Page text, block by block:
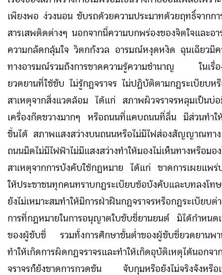
เพียงพอ ง่วงนอน ขับรถด้วยความประมาทด้วยฤทธิ์จากก
สารเสพติดต่างๆ นอกจากนี้ความบกพร่องของจิตใจและอ
ความกลัดกลุ้มใจ วิตกกังวล อารมณ์หงุดหงิด ฉุนเฉียวมีค
ทางอารมณ์รวมถึงการขาดความรู้ความชำนาญ ในเรื่
ยวดยานที่ใช้ขับ ไม่รู้กฎจราจร ไม่ปฏิบัติตามกฎระเบียบ
สาเหตุจากสิ่งแวดล้อม ได้แก่ สภาพผิวจราจรหลุมเป็นบ่
เครื่องกีดขวางมากๆ หรือถนนที่แคบถนนที่ลื่น มีส่วนทำใ
ขึ้นได้ สภาพแสงสว่างบนถนนหรือไม่มีไฟส่องสัญญาณทา
ถนนมืดไม่มีไฟฟ้าไม่มีแสงสว่างทำให้มองไม่เห็นทางหรือมอ
สาเหตุจากการบังคับใช้กฎหมาย ได้แก่ ขาดการเผยแพร่
ให้ประชาชนทุกคนทราบกฎระเบียบข้อบังคับและบทลงโท
ยังไม่เหมาะสมทำให้มีการฝ่าฝืนกฎจราจรหรือกฎระเบียบ
การที่กฎหมายในการอนุญาตใบขับขี่ยานยนต์ มิได้กำหนด
ของผู้ขับขี่ รวมทั้งการศึกษาขั้นต่ำของผู้ขับขี่ยวดยาน
ทำให้เกิดการผิดกฎจราจรและทำให้เกิดอุบัติเหตุได้นอกจา
จราจรก็ยังขาดการกวดขัน จับกุมหรือยังไม่จริงจังหรือเ